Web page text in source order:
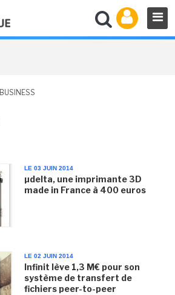
BUSINESS
LE 03 JUIN 2014
µdelta, une imprimante 3D
made in France à 400 euros
LE 02 JUIN 2014
Infinit lève 1,3 M€ pour son
système de transfert de
fichiers peer-to-peer